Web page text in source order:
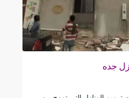
جده